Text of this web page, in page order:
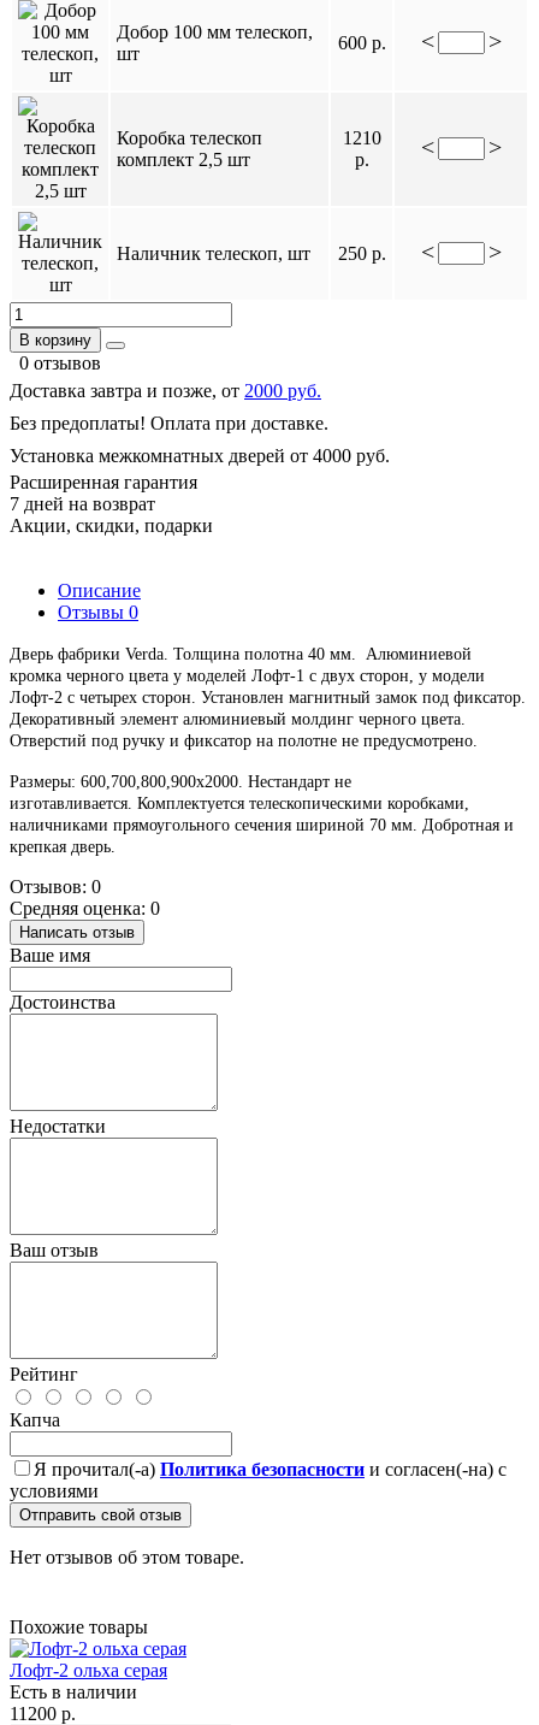
Добор 100 мм телескоп,
шт
600 р. < >
Коробка телескоп
комплект 2,5 шт
1210
р.
< >
Наличник телескоп, шт 250 р. < >
В корзину
0 отзывов
Доставка завтра и позже, от 2000 руб.
Без предоплаты! Оплата при доставке.
Установка межкомнатных дверей от 4000 руб.
Расширенная гарантия
7 дней на возврат
Акции, скидки, подарки
Описание
Отзывы 0
Дверь фабрики Verda. Толщина полотна 40 мм. Алюминиевой
кромка черного цвета у моделей Лофт-1 с двух сторон, у модели
Лофт-2 с четырех сторон. Установлен магнитный замок под фиксатор.
Декоративный элемент алюминиевый молдинг черного цвета.
Отверстий под ручку и фиксатор на полотне не предусмотрено.
Размеры: 600,700,800,900х2000. Нестандарт не
изготавливается. Комплектуется телескопическими коробками,
наличниками прямоугольного сечения шириной 70 мм. Добротная и
крепкая дверь.
Отзывов: 0
Средняя оценка: 0
Написать отзыв
Ваше имя
Достоинства
Недостатки
Ваш отзыв
Рейтинг
Капча
Я прочитал(-а) Политика безопасности и согласен(-на) с
условиями
Отправить свой отзыв
Нет отзывов об этом товаре.
Похожие товары
Лофт-2 ольха серая
Есть в наличии
11200 р.